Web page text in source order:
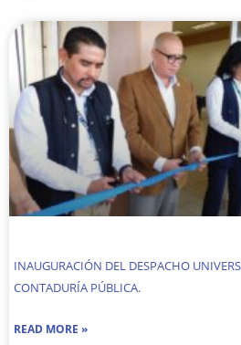
INAUGURACIÓN DEL DESPACHO
CONTADURÍA PÚBLICA.
READ MORE »